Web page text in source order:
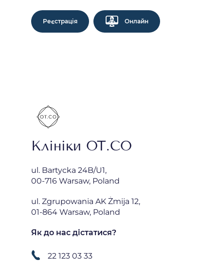
Реєстрація Онлайн
Клініки OT.CO
ul. Bartycka 24B/U1,
00-716 Warsaw, Poland
ul. Zgrupowania AK Żmija 12,
01-864 Warsaw, Poland
Як до нас дістатися?
22 123 03 33